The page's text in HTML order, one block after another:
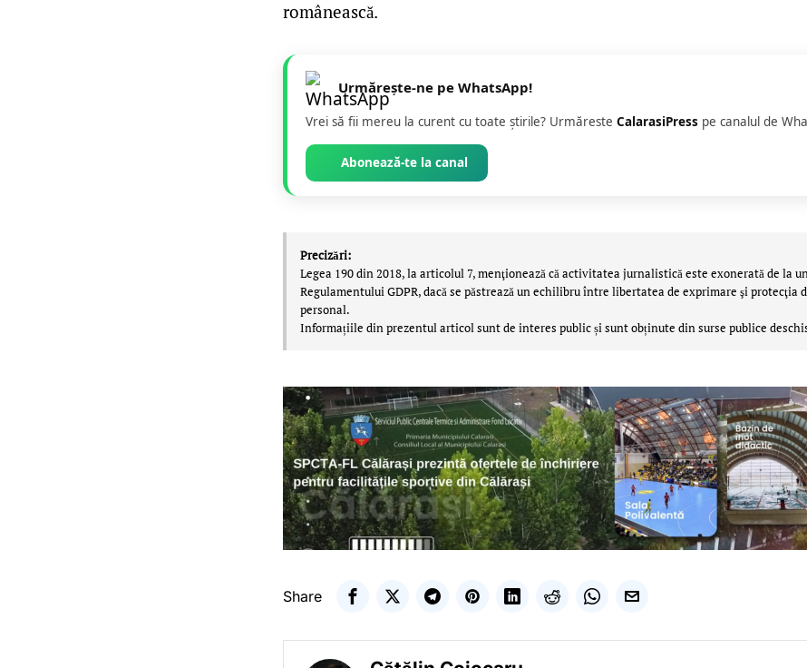
românească.
Urmărește-ne pe WhatsApp!
Vrei să fii mereu la curent cu toate știrile? Urmăreste CalarasiPress pe canalul de
Abonează-te la canal
Precizări:
Legea 190 din 2018, la articolul 7, menţionează că activitatea jurnalistică este exonerată de la
Regulamentului GDPR, dacă se păstrează un echilibru între libertatea de exprimare şi protecţia
personal.
Informațiile din prezentul articol sunt de interes public și sunt obținute din surse publice
Share